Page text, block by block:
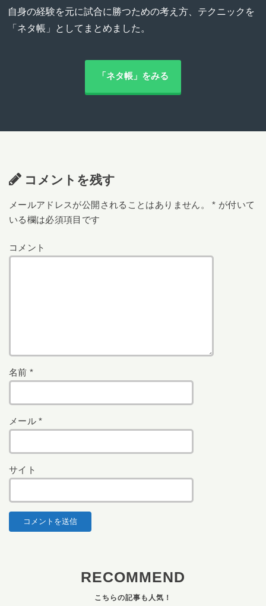
自身の経験を元に試合に勝つための考え方、テクニックを
「ネタ帳」としてまとめました。
「ネタ帳」をみる
コメントを残す
メールアドレスが公開されることはありません。 * が付いて
いる欄は必須項目です
コメント
名前 *
メール*
サイト
RECOMMEND